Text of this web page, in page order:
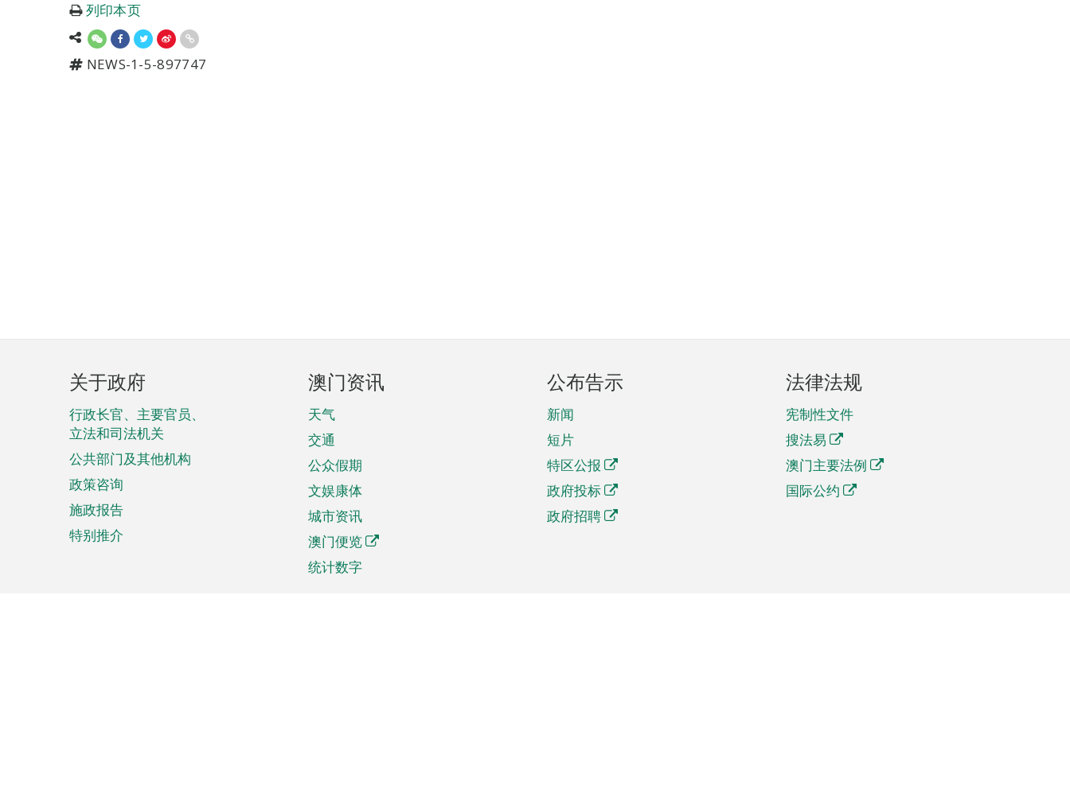
列印本页
NEWS-1-5-897747
页
脚
菜
单
关于政府
行政长官、主要官员、
立法和司法机关
公共部门及其他机构
政策咨询
施政报告
特别推介
澳门资讯
天气
交通
公众假期
文娱康体
城市资讯
澳门便览
统计数字
公布告示
新闻
短片
特区公报
政府投标
政府招聘
法律法规
宪制性文件
搜法易
澳门主要法例
国际公约